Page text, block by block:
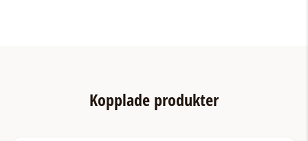
Kopplade produkter